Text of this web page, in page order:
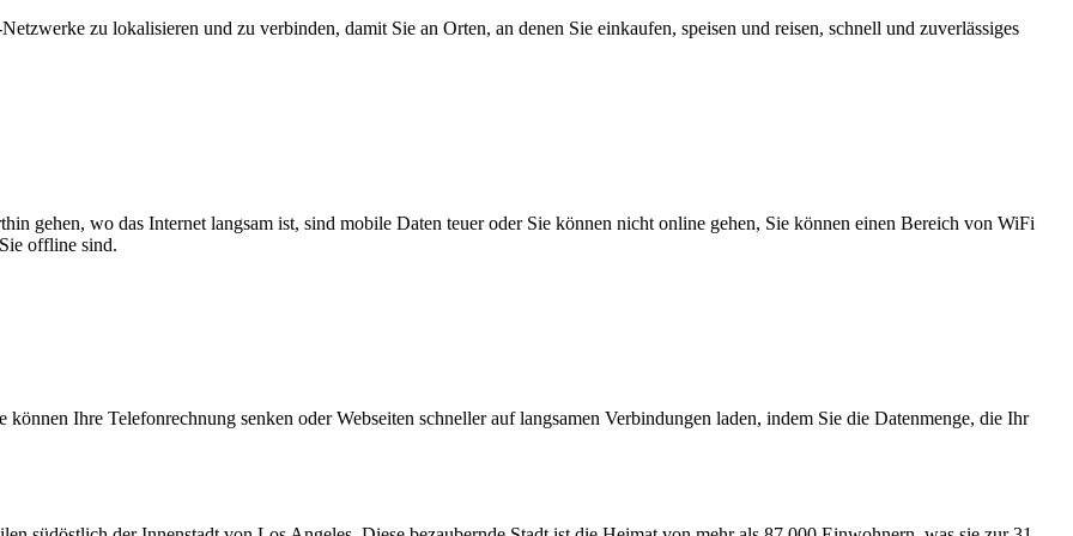
zu lokalisieren und zu verbinden, damit Sie an Orten, an denen Sie einkaufen, speisen und reisen, schnell und zuverlässiges
gehen, wo das Internet langsam ist, sind mobile Daten teuer oder Sie können nicht online gehen, Sie können einen Bereich von WiFi
offline sind.
Ihre Telefonrechnung senken oder Webseiten schneller auf langsamen Verbindungen laden, indem Sie die Datenmenge, die Ihr